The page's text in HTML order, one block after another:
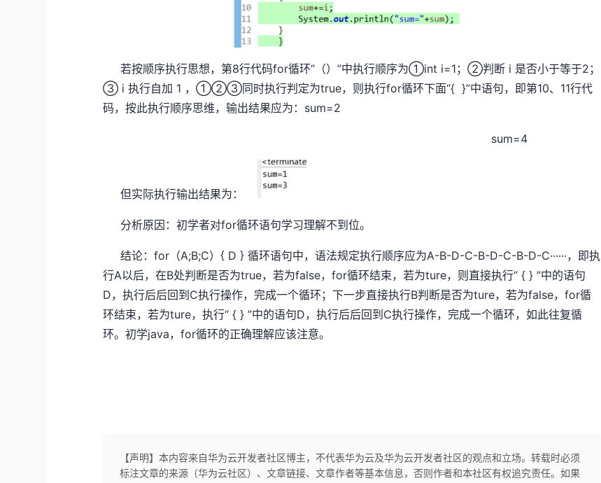
若按顺序执行思想，第8行代码for循环“（）”中执行顺序为①int i=1；②判断 i 是否小于等于2；
③ i 执行自加 1 ，①②③同时执行判定为true，则执行for循环下面“{ }”中语句，即第10、11行代
码，按此执行顺序思维，输出结果应为：sum=2
sum=4
但实际执行输出结果为：
分析原因：初学者对for循环语句学习理解不到位。
结论：for（A;B;C）{ D } 循环语句中，语法规定执行顺序应为A-B-D-C-B-D-C-B-D-C······，即执
行A以后，在B处判断是否为true，若为false，for循环结束，若为ture，则直接执行“ { } ”中的语句
D，执行后后回到C执行操作，完成一个循环；下一步直接执行B判断是否为ture，若为false，for循
环结束，若为ture，执行“ { } ”中的语句D，执行后后回到C执行操作，完成一个循环，如此往复循
环。初学java，for循环的正确理解应该注意。
【声明】本内容来自华为云开发者社区博主，不代表华为云及华为云开发者社区的观点和立场。转载时必须
标注文章的来源（华为云社区）、文章链接、文章作者等基本信息，否则作者和本社区有权追究责任。如果